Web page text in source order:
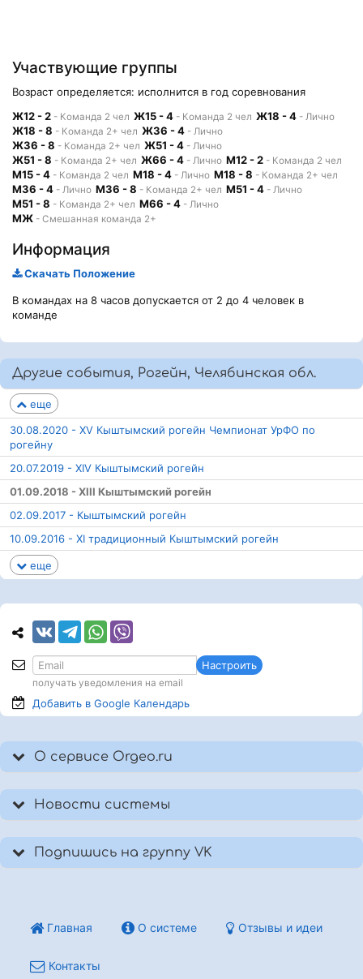
Участвующие группы
Возраст определяется: исполнится в год соревнования
Ж12 - 2 - Команда 2 чел Ж15 - 4 - Команда 2 чел Ж18 - 4 - Лично
Ж18 - 8 - Команда 2+ чел Ж36 - 4 - Лично
Ж36 - 8 - Команда 2+ чел Ж51 - 4 - Лично
Ж51 - 8 - Команда 2+ чел Ж66 - 4 - Лично М12 - 2 - Команда 2 чел
М15 - 4 - Команда 2 чел М18 - 4 - Лично М18 - 8 - Команда 2+ чел
М36 - 4 - Лично М36 - 8 - Команда 2+ чел М51 - 4 - Лично
М51 - 8 - Команда 2+ чел М66 - 4 - Лично
МЖ - Смешанная команда 2+
Информация
Скачать Положение
В командах на 8 часов допускается от 2 до 4 человек в
команде
Другие события, Рогейн, Челябинская обл.
еще
30.08.2020 - XV Кыштымский рогейн Чемпионат УрФО по
рогейну
20.07.2019 - XIV Кыштымский рогейн
01.09.2018 - XIII Кыштымский рогейн
02.09.2017 - Кыштымский рогейн
10.09.2016 - XI традиционный Кыштымский рогейн
еще
Настроить
получать уведомления на email
Добавить в Google Календарь
О сервисе Orgeo.ru
Новости системы
Подпишись на группу VK
Главная О системе Отзывы и идеи
Контакты